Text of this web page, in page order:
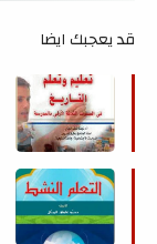
قد يعجبك ايضا